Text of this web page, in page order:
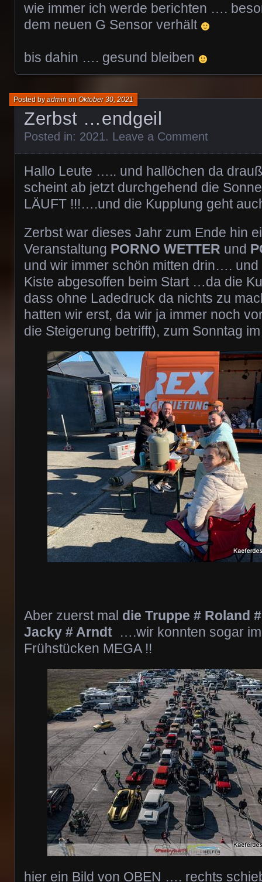
wie immer ich werde berichten ….
dem neuen G Sensor verhält
bis dahin …. gesund bleiben
Zerbst …endgeil
Posted byadminonOktober 30, 2021
Posted in: 2021. Leave a Comment
Hallo Leute ….. und hallöchen da
scheint ab jetzt durchgehend die
LÄUFT !!!….und die Kupplung geht
Zerbst war dieses Jahr zum Ende hin
Veranstaltung PORNO WETTER und
und wir immer schön mitten drin….
Kiste abgesoffen beim Start …da die
dass ohne Ladedruck da nichts zu
hatten wir erst, da wir ja immer noch
die Steigerung betrifft), zum Sonntag
Aber zuerst mal die Truppe # Roland
Jacky # Arndt ….wir konnten sogar
Frühstücken MEGA !!
hier ein Bild von OBEN …. rechts